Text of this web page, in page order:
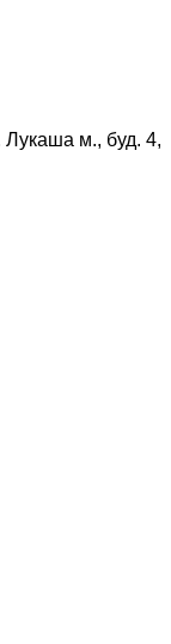
Лукаша м., буд. 4,